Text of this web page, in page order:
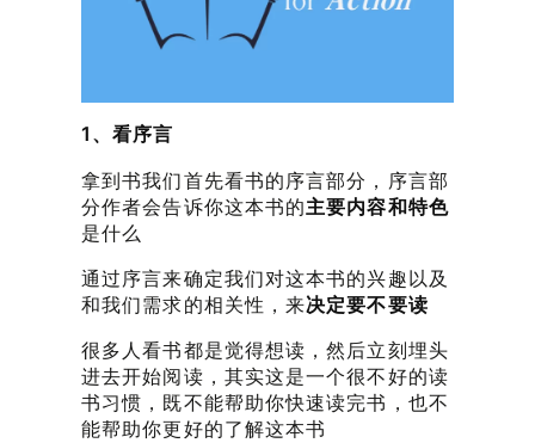
1、看序言
拿到书我们首先看书的序言部分，序言部
分作者会告诉你这本书的主要内容和特色
是什么
通过序言来确定我们对这本书的兴趣以及
和我们需求的相关性，来决定要不要读
很多人看书都是觉得想读，然后立刻埋头
进去开始阅读，其实这是一个很不好的读
书习惯，既不能帮助你快速读完书，也不
能帮助你更好的了解这本书